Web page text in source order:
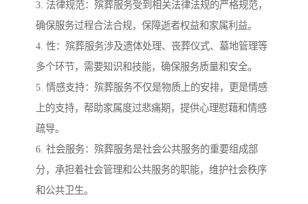
3. 法律规范：殡葬服务受到相关法律法规的严格规范，
确保服务过程合法合规，保障逝者权益和家属利益。
4. 性：殡葬服务涉及遗体处理、丧葬仪式、墓地管理等
多个环节，需要知识和技能，确保服务质量和安全。
5. 情感支持：殡葬服务不仅是物质上的安排，更是情感
上的支持，帮助家属度过悲痛期，提供心理慰藉和情感
疏导。
6. 社会服务：殡葬服务是社会公共服务的重要组成部
分，承担着社会管理和公共服务的职能，维护社会秩序
和公共卫生。